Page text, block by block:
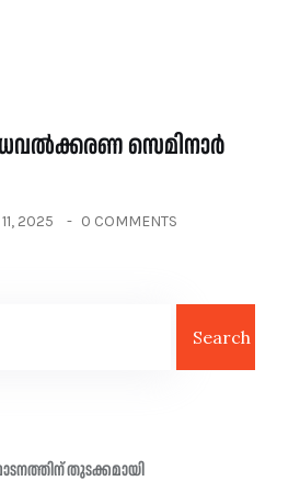
സെമിനാർ
2025 0 COMMENTS
Search
തുടക്കമായി